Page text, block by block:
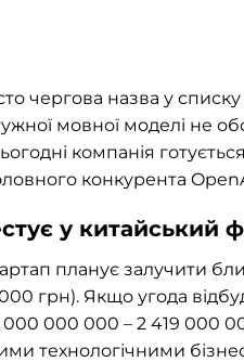
чергова назва у
мовної моделі не
компанія
конкурента
у китайський
планує залучити
грн). Якщо угода
000 000 000 – 2 419 000
технологічними